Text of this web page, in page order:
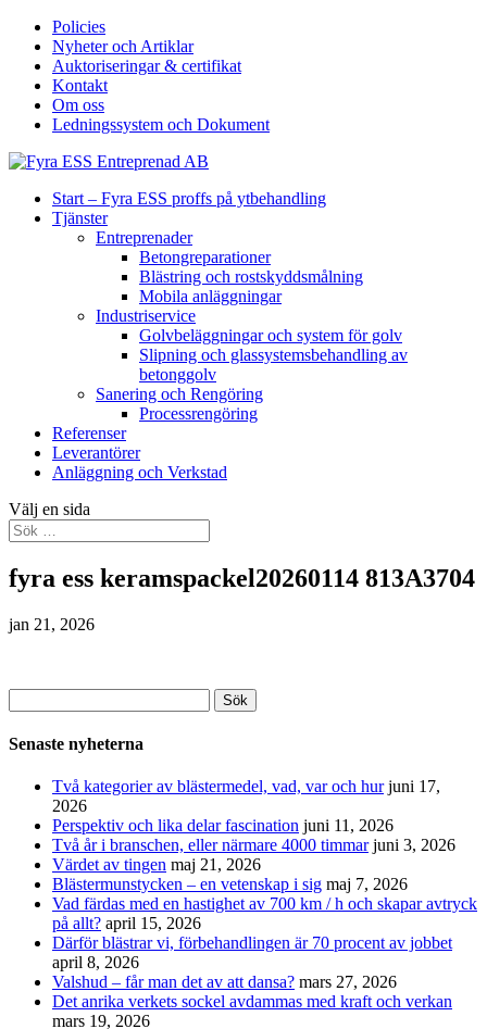
Policies
Nyheter och Artiklar
Auktoriseringar & certifikat
Kontakt
Om oss
Ledningssystem och Dokument
Start – Fyra ESS proffs på ytbehandling
Tjänster
Entreprenader
Betongreparationer
Blästring och rostskyddsmålning
Mobila anläggningar
Industriservice
Golvbeläggningar och system för golv
Slipning och glassystemsbehandling av
betonggolv
Sanering och Rengöring
Processrengöring
Referenser
Leverantörer
Anläggning och Verkstad
Välj en sida
fyra ess keramspackel20260114 813A3704
jan 21, 2026
efter:
Senaste nyheterna
Två kategorier av blästermedel, vad, var och hur juni 17,
2026
Perspektiv och lika delar fascination juni 11, 2026
Två år i branschen, eller närmare 4000 timmar juni 3, 2026
Värdet av tingen maj 21, 2026
Blästermunstycken – en vetenskap i sig maj 7, 2026
Vad färdas med en hastighet av 700 km / h och skapar avtryck
på allt? april 15, 2026
Därför blästrar vi, förbehandlingen är 70 procent av jobbet
april 8, 2026
Valshud – får man det av att dansa? mars 27, 2026
Det anrika verkets sockel avdammas med kraft och verkan
mars 19, 2026